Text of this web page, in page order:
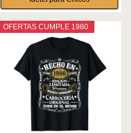
OFERTAS CUMPLE 1980